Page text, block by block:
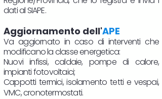
dati al SIAPE.
Aggiornamento dell'APE
Va aggiornato in caso di interventi che
modificano la classe energetica:
Nuovi infissi, caldaie, pompe di calore,
impianti fotovoltaici;
Cappotti termici, isolamento tetti e vespai,
VMC, cronotermostati.​